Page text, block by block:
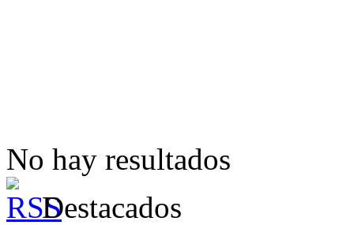
No hay resultados
Destacados